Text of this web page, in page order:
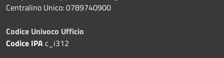
Centralino Unico: 0789740900
Codice Univoco Ufficio
Codice IPAc_i312